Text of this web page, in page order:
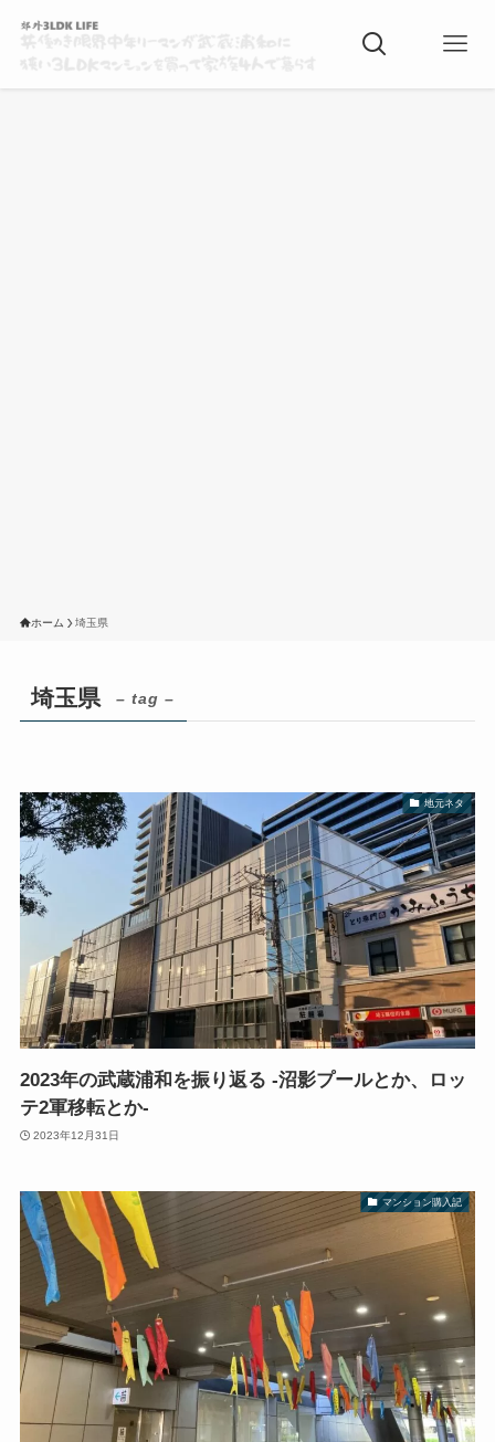
ホーム 埼玉県
埼玉県 – tag –
地元ネタ
2023年の武蔵浦和を振り返る -沼影プールとか、ロッ
テ2軍移転とか-
2023年12月31日
マンション購入記